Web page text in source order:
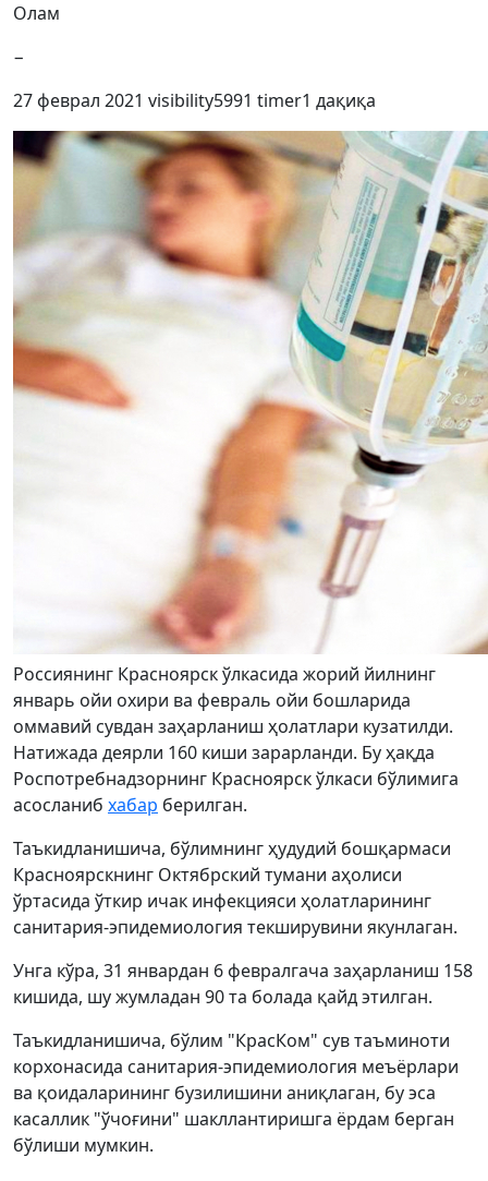
Олам
−
27 феврал 2021 visibility5991 timer1 дақиқа
Россиянинг Красноярск ўлкасида жорий йилнинг
январь ойи охири ва февраль ойи бошларида
оммавий сувдан заҳарланиш ҳолатлари кузатилди.
Натижада деярли 160 киши зарарланди. Бу ҳақда
Роспотребнадзорнинг Красноярск ўлкаси бўлимига
асосланиб хабар берилган.
Таъкидланишича, бўлимнинг ҳудудий бошқармаси
Красноярскнинг Октябрский тумани аҳолиси
ўртасида ўткир ичак инфекцияси ҳолатларининг
санитария-эпидемиология текширувини якунлаган.
Унга кўра, 31 январдан 6 февралгача заҳарланиш 158
кишида, шу жумладан 90 та болада қайд этилган.
Таъкидланишича, бўлим "КрасКом" сув таъминоти
корхонасида санитария-эпидемиология меъёрлари
ва қоидаларининг бузилишини аниқлаган, бу эса
касаллик "ўчоғини" шакллантиришга ёрдам берган
бўлиши мумкин.